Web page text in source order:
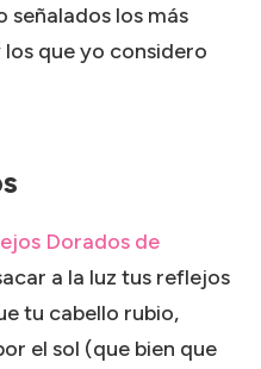
señalados los más
que yo considero
Dorados de
a la luz tus reflejos
tu cabello rubio,
el sol (que bien que